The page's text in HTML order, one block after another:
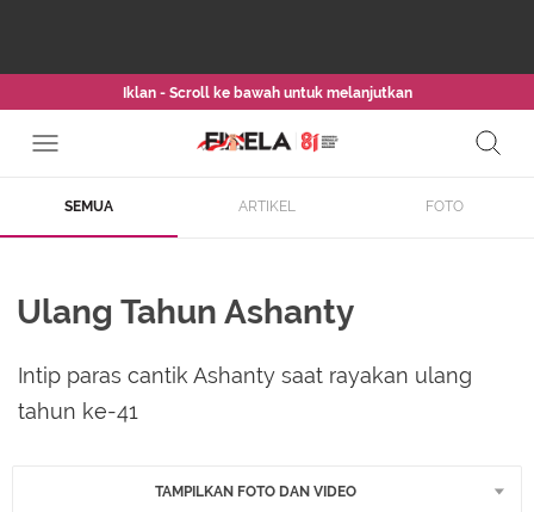
Iklan - Scroll ke bawah untuk melanjutkan
SEMUA ARTIKEL FOTO
Ulang Tahun Ashanty
Intip paras cantik Ashanty saat rayakan ulang
tahun ke-41
TAMPILKAN FOTO DAN VIDEO